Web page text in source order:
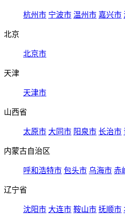
杭州市 宁波市 温州市 嘉兴市
北京
北京市
天津
天津市
山西省
太原市 大同市 阳泉市 长治市
内蒙古自治区
呼和浩特市 包头市 乌海市 赤
辽宁省
沈阳市 大连市 鞍山市 抚顺市